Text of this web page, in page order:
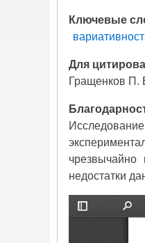
Ключевые
Для
Гращенков П.
недостатки